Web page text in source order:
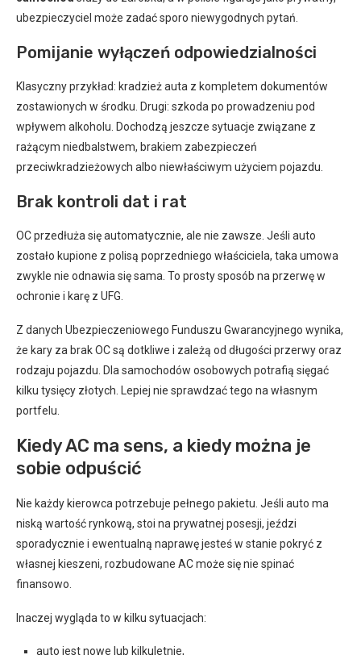
ubezpieczyciel może zadać sporo niewygodnych pytań.
Pomijanie wyłączeń odpowiedzialności
Klasyczny przykład: kradzież auta z kompletem dokumentów
zostawionych w środku. Drugi: szkoda po prowadzeniu pod
wpływem alkoholu. Dochodzą jeszcze sytuacje związane z
rażącym niedbalstwem, brakiem zabezpieczeń
przeciwkradzieżowych albo niewłaściwym użyciem pojazdu.
Brak kontroli dat i rat
OC przedłuża się automatycznie, ale nie zawsze. Jeśli auto
zostało kupione z polisą poprzedniego właściciela, taka umowa
zwykle nie odnawia się sama. To prosty sposób na przerwę w
ochronie i karę z UFG.
Z danych Ubezpieczeniowego Funduszu Gwarancyjnego wynika,
że kary za brak OC są dotkliwe i zależą od długości przerwy oraz
rodzaju pojazdu. Dla samochodów osobowych potrafią sięgać
kilku tysięcy złotych. Lepiej nie sprawdzać tego na własnym
portfelu.
Kiedy AC ma sens, a kiedy można je
sobie odpuścić
Nie każdy kierowca potrzebuje pełnego pakietu. Jeśli auto ma
niską wartość rynkową, stoi na prywatnej posesji, jeździ
sporadycznie i ewentualną naprawę jesteś w stanie pokryć z
własnej kieszeni, rozbudowane AC może się nie spinać
finansowo.
Inaczej wygląda to w kilku sytuacjach:
auto jest nowe lub kilkuletnie,